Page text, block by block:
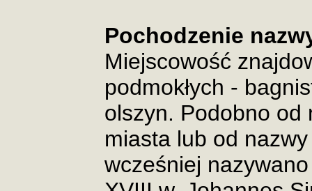
Pochodzenie
Miejscowość
podmokłych -
olszyn. Podobno od
miasta lub od
wcześniej